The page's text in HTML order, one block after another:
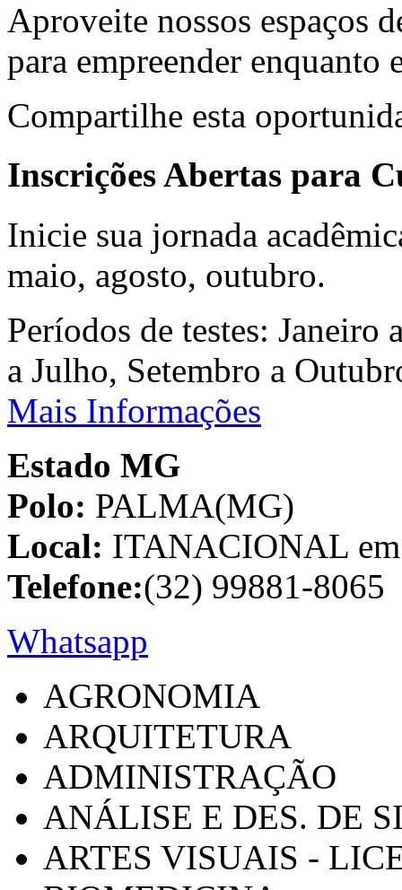
Aproveite nossos espaços
para empreender enquanto
Compartilhe esta
Inscrições Abertas para
Inicie sua jornada
maio, agosto, outubro.
Períodos de testes:
a Julho, Setembro a
Mais Informações
Estado MG
Polo: PALMA(MG)
Local: ITANACIONAL
Telefone:(32) 99881-8065
Whatsapp
AGRONOMIA
ARQUITETURA
ADMINISTRAÇÃO
ANÁLISE E DES. DE
ARTES VISUAIS -